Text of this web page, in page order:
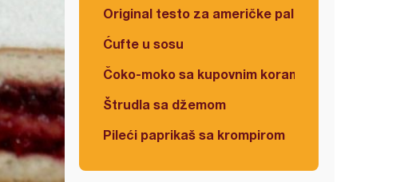
Original testo za američke palačinke
Ćufte u sosu
Čoko-moko sa kupovnim korama
Štrudla sa džemom
Pileći paprikaš sa krompirom